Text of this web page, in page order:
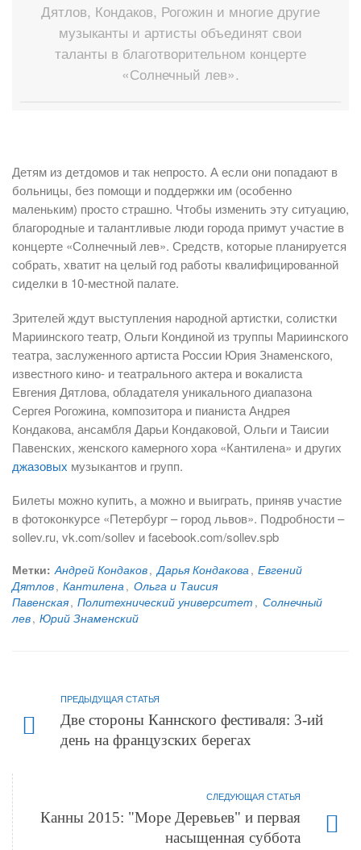
Дятлов, Кондаков, Рогожин и многие другие
музыканты и артисты объединят свои
таланты в благотворительном концерте
«Солнечный лев».
Детям из детдомов и так непросто. А если они попадают в
больницы, без помощи и поддержки им (особенно
маленьким) просто страшно. Чтобы изменить эту ситуацию,
благородные и талантливые люди города примут участие в
концерте «Солнечный лев». Средств, которые планируется
собрать, хватит на целый год работы квалифицированной
сиделки в 10-местной палате.
Зрителей ждут выступления народной артистки, солистки
Мариинского театр, Ольги Кондиной из труппы Мариинского
театра, заслуженного артиста России Юрия Знаменского,
известного кино- и театрального актера и вокалиста
Евгения Дятлова, обладателя уникального диапазона
Сергея Рогожина, композитора и пианиста Андрея
Кондакова, ансамбля Дарьи Кондаковой, Ольги и Таисии
Павенских, женского камерного хора «Кантилена» и других
джазовых музыкантов и групп.
Билеты можно купить, а можно и выиграть, приняв участие
в фотоконкурсе «Петербург – город львов». Подробности –
sollev.ru, vk.com/sollev и facebook.com/sollev.spb
Метки: Андрей Кондаков, Дарья Кондакова , Евгений
Дятлов, Кантилена , Ольга и Таисия
Павенская, Политехнический университет , Солнечный
лев, Юрий Знаменский
ПРЕДЫДУЩАЯ СТАТЬЯ
Две стороны Каннского фестиваля: 3-ий
день на французских берегах
СЛЕДУЮЩАЯ СТАТЬЯ
Канны 2015: "Море Деревьев" и первая
насыщенная суббота